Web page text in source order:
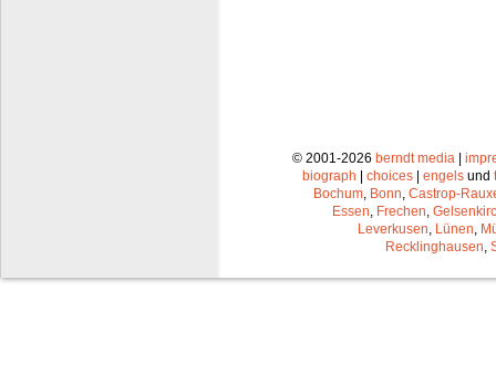
© 2001-2026 berndt media |
biograph | choices | engels und
Bochum Bonn Castrop-
Essen Frechen
Leverkusen Lünen
Recklinghausen